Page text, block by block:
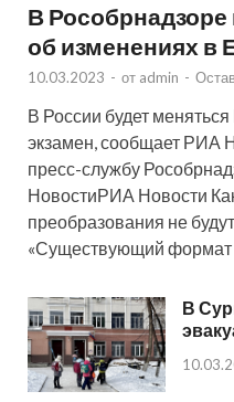
В
об изменениях в
10.03.2023 - от admin -
В России будет
экзамен, сообщает РИА
пресс-службу
НовостиРИА Новости
преобразования не
«Существующий формат
В